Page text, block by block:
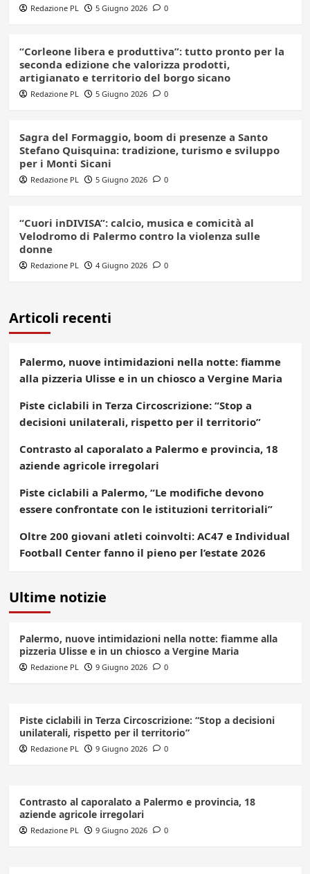
Redazione PL 5 Giugno 2026 0
“Corleone libera e produttiva”: tutto pronto per la
seconda edizione che valorizza prodotti,
artigianato e territorio del borgo sicano
Redazione PL 5 Giugno 2026 0
Sagra del Formaggio, boom di presenze a Santo
Stefano Quisquina: tradizione, turismo e sviluppo
per i Monti Sicani
Redazione PL 5 Giugno 2026 0
“Cuori inDIVISA”: calcio, musica e comicità al
Velodromo di Palermo contro la violenza sulle
donne
Redazione PL 4 Giugno 2026 0
Articoli recenti
Palermo, nuove intimidazioni nella notte: fiamme
alla pizzeria Ulisse e in un chiosco a Vergine Maria
Piste ciclabili in Terza Circoscrizione: “Stop a
decisioni unilaterali, rispetto per il territorio”
Contrasto al caporalato a Palermo e provincia, 18
aziende agricole irregolari
Piste ciclabili a Palermo, “Le modifiche devono
essere confrontate con le istituzioni territoriali”
Oltre 200 giovani atleti coinvolti: AC47 e Individual
Football Center fanno il pieno per l’estate 2026
Ultime notizie
Palermo, nuove intimidazioni nella notte: fiamme alla
pizzeria Ulisse e in un chiosco a Vergine Maria
Redazione PL 9 Giugno 2026 0
Piste ciclabili in Terza Circoscrizione: “Stop a decisioni
unilaterali, rispetto per il territorio”
Redazione PL 9 Giugno 2026 0
Contrasto al caporalato a Palermo e provincia, 18
aziende agricole irregolari
Redazione PL 9 Giugno 2026 0